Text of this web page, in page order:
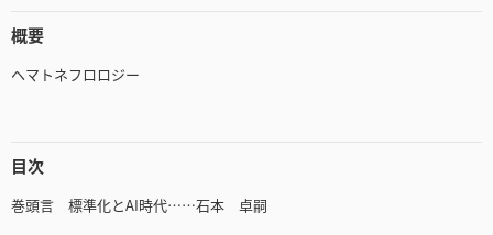
概要
ヘマトネフロロジー
目次
巻頭言 標準化とAI時代……石本 卓嗣